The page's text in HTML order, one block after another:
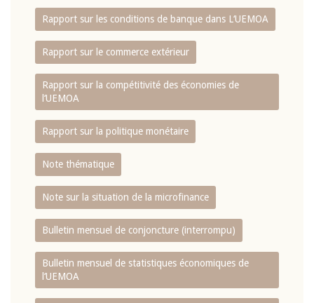
Rapport sur les conditions de banque dans L‘UEMOA
Rapport sur le commerce extérieur
Rapport sur la compétitivité des économies de
l‘UEMOA
Rapport sur la politique monétaire
Note thématique
Note sur la situation de la microfinance
Bulletin mensuel de conjoncture (interrompu)
Bulletin mensuel de statistiques économiques de
l‘UEMOA